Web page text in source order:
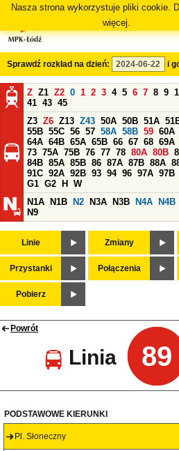
Nasza strona wykorzystuje pliki cookie.
więcej.
Sprawdź rozkład na dzień: i
Z Z1 Z2 0 1 2 3 4 5 6 7 8 9
41 43 45
Z3 Z6 Z13 Z43 50A 50B 51A
55B 55C 56 57 58A 58B 59 60A
64A 64B 65A 65B 66 67 68 69A
73 75A 75B 76 77 78 80A 80B
84B 85A 85B 86 87A 87B 88A
91C 92A 92B 93 94 96 97A 97B
G1 G2 H
W
N1A
N1B N2 N3A N3B N4A N4B
N9
Linie Zmiany
Przystanki Połączenia
Pobierz
Powrót
Linia 89
PODSTAWOWE KIERUNKI
Pl. Słoneczny